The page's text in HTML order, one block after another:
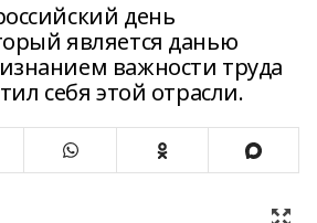
день
является данью
важности труда
себя этой отрасли.